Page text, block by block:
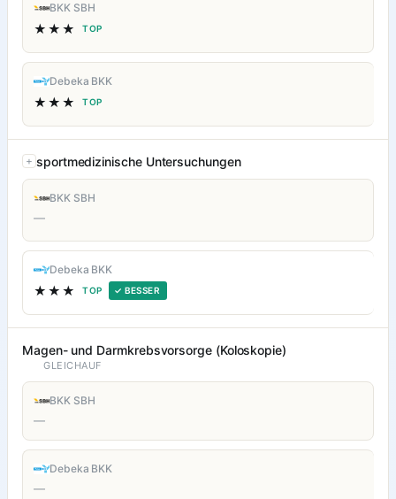
BKK SBH
★★★ TOP
Debeka BKK
★★★ TOP
sportmedizinische Untersuchungen
BKK SBH
—
Debeka BKK
★★★ TOP ✓ BESSER
Magen- und Darmkrebsvorsorge (Koloskopie)
GLEICHAUF
BKK SBH
—
Debeka BKK
—